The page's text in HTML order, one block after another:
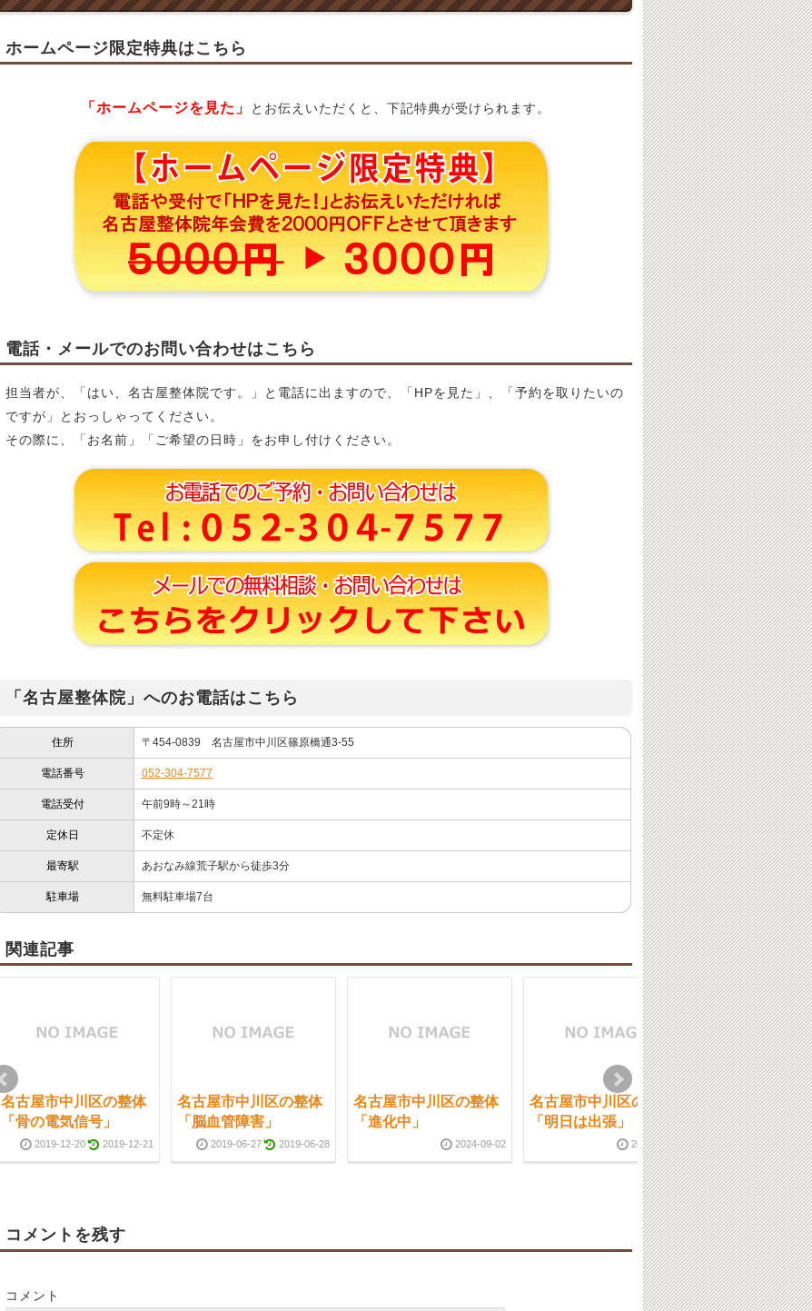
ホームページ限定特典はこちら
「ホームページを見た」 とお伝えいただくと、下記特典が受けられます。
電話・メールでのお問い合わせはこちら
担当者が、「はい、名古屋整体院です。」と電話に出ますので、「HPを見た」、「予約を取りたいの
ですが」とおっしゃってください。
その際に、「お名前」「ご希望の日時」をお申し付けください。
「名古屋整体院」へのお電話はこちら
住所 〒454-0839 名古屋市中川区篠原橋通3-55
電話番号 052-304-7577
電話受付 午前9時～21時
定休日 不定休
最寄駅 あおなみ線荒子駅から徒歩3分
駐車場 無料駐車場7台
関連記事
名古屋市中川区の整体
「骨の電気信号」
2019-12-20 2019-12-21
名古屋市中川区の整体
「脳血管障害」
2019-06-27 2019-06-28
名古屋市中川区の整体
「進化中」
2024-09-02
名古屋市中川区の整体
「明日は出張」
2019-05-14
名古屋市中川区
「義男の空」
コメントを残す
コメント